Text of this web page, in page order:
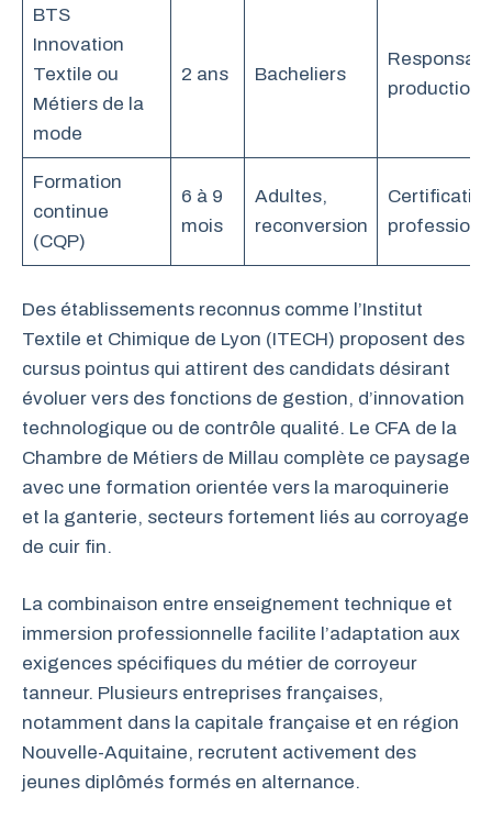
BTS
Innovation
Textile ou
Métiers de la
mode
2 ans Bacheliers
production
Formation
continue
(CQP)
6 à 9
mois
Adultes,
reconversion
Des établissements reconnus comme l’Institut
Textile et Chimique de Lyon (ITECH) proposent des
cursus pointus qui attirent des candidats désirant
évoluer vers des fonctions de gestion, d’innovation
technologique ou de contrôle qualité. Le CFA de la
Chambre de Métiers de Millau complète ce paysage
avec une formation orientée vers la maroquinerie
et la ganterie, secteurs fortement liés au corroyage
de cuir fin.
La combinaison entre enseignement technique et
immersion professionnelle facilite l’adaptation aux
exigences spécifiques du métier de corroyeur
tanneur. Plusieurs entreprises françaises,
notamment dans la capitale française et en région
Nouvelle-Aquitaine, recrutent activement des
jeunes diplômés formés en alternance.